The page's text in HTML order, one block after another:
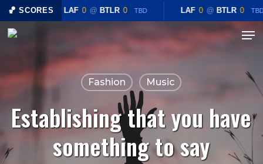
🏀 SCORES LAF 0 @ BTLR 0 TBD LAF 0 @ BTLR 0 TBD
Skip
Menu
Fashion Music
Establishing that you have
something to say
Close